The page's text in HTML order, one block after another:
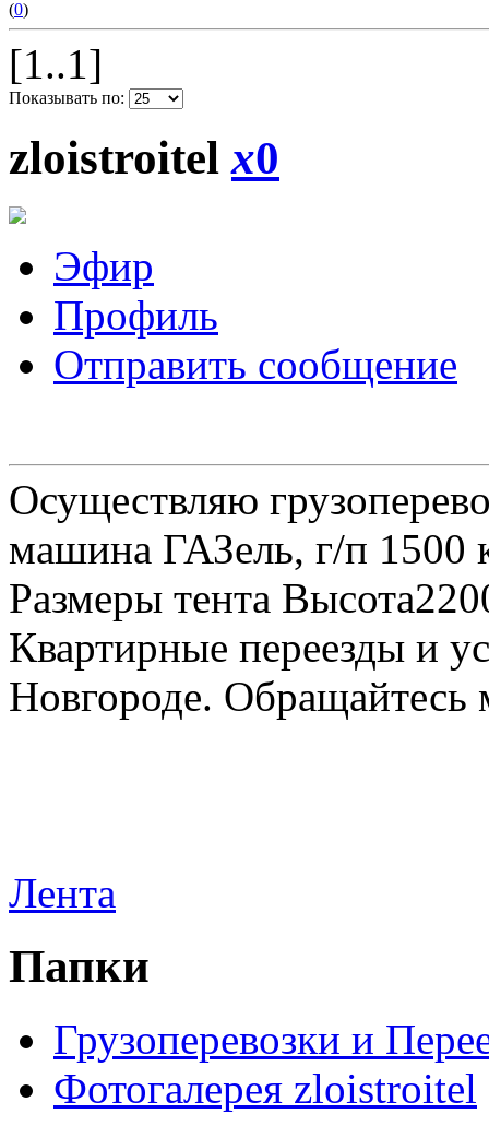
(0)
[1..1]
Показывать по:
zloistroitelx0
Эфир
Профиль
Отправить сообщение
Осуществляю
машина ГАЗель, г/п 1500
Размеры тента
Квартирные переезды и
Новгороде.
Лента
Папки
Грузоперевозки и
Фотогалерея zloistroitel